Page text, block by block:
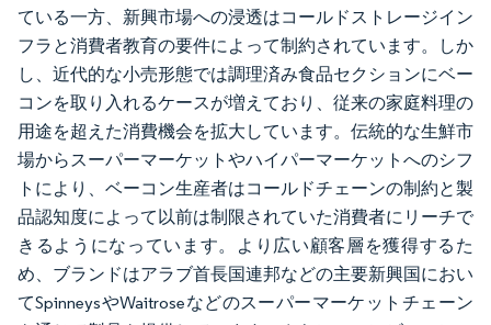
ている一方、新興市場への浸透はコールドストレージイン
フラと消費者教育の要件によって制約されています。しか
し、近代的な小売形態では調理済み食品セクションにベー
コンを取り入れるケースが増えており、従来の家庭料理の
用途を超えた消費機会を拡大しています。伝統的な生鮮市
場からスーパーマーケットやハイパーマーケットへのシフ
トにより、ベーコン生産者はコールドチェーンの制約と製
品認知度によって以前は制限されていた消費者にリーチで
きるようになっています。より広い顧客層を獲得するた
め、ブランドはアラブ首長国連邦などの主要新興国におい
てSpinneysやWaitroseなどのスーパーマーケットチェーン